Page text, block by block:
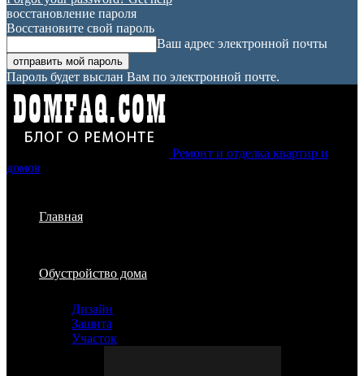
восстановление пароля
Восстановите свой пароль
Ваш адрес электронной почты
Пароль будет выслан Вам по электронной почте.
Ремонт и отделка квартир и
домов
Главная
Обустройство дома
Дизайн
Защита
Участок